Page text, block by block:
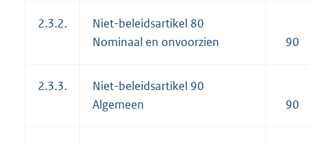
2.3.2.
Niet-beleidsartikel 80
Nominaal en onvoorzien
90
2.3.3.
Niet-beleidsartikel 90
Algemeen
90